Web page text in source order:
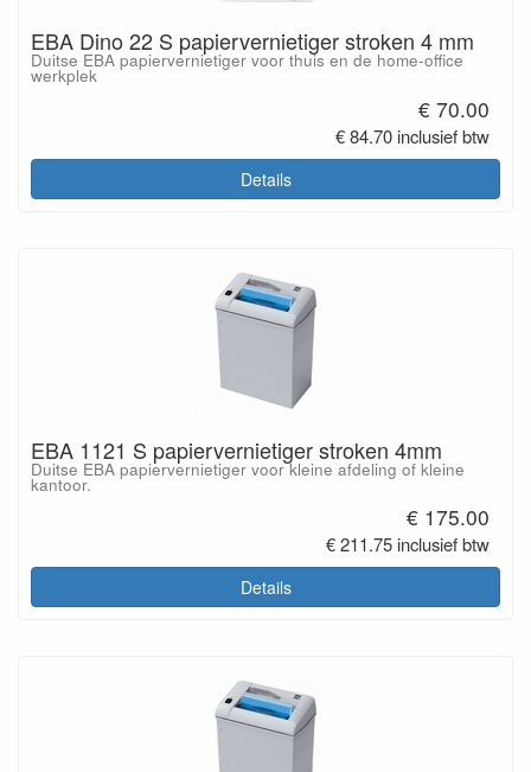
EBA Dino 22 S papiervernietiger stroken 4 mm
Duitse EBA papiervernietiger voor thuis en de home-office
werkplek
€ 70.00
€ 84.70 inclusief btw
Details
EBA 1121 S papiervernietiger stroken 4mm
Duitse EBA papiervernietiger voor kleine afdeling of kleine
kantoor.
€ 175.00
€ 211.75 inclusief btw
Details